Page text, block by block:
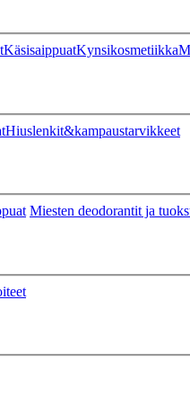
KäsisaippuatKynsikosmetiikka
Hiuslenkit&kampaustarvikkeet
Miesten deodorantit ja